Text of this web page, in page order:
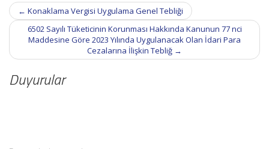
Post
navigation
← Konaklama Vergisi Uygulama Genel Tebliği
6502 Sayılı Tüketicinin Korunması Hakkında Kanunun 77 nci
Maddesine Göre 2023 Yılında Uygulanacak Olan İdari Para
Cezalarına İlişkin Tebliğ →
Duyurular